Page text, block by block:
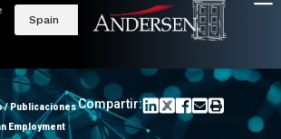
Spain
/Publicaciones
Employment
Compartir: